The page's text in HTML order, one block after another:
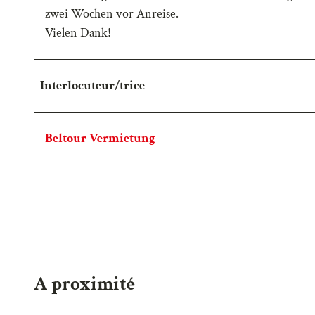
zwei Wochen vor Anreise.
Vielen Dank!
Interlocuteur/trice
Beltour Vermietung
A proximité